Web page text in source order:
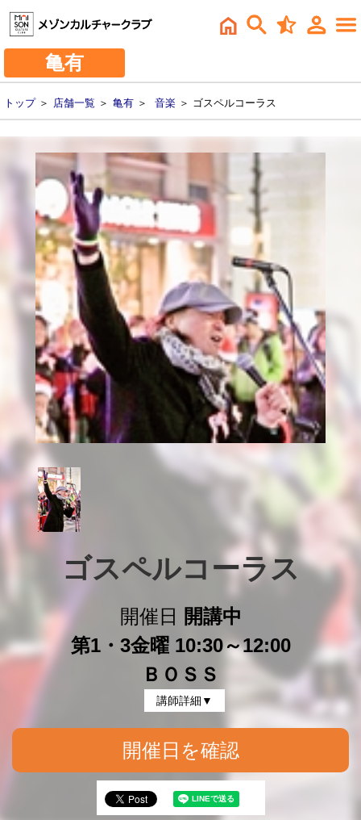
亀有
トップ＞ 店舗一覧 ＞ 亀有 ＞ 音楽 ＞ ゴスペルコーラス
ゴスペルコーラス
開催日
開講中
第1・3金曜 10:30～12:00
ＢＯＳＳ
講師詳細▼
開催日を確認